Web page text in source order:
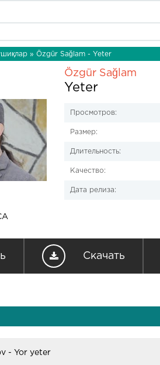
» Özgür Sağlam - Yeter
Özgür Sağlam
Yeter
Просмотров:
Размер:
Длительность:
Качество:
Дата релиза:
Скачать
- Yor yeter